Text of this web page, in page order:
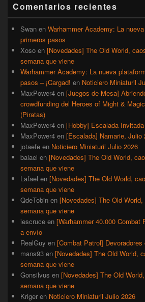
lateral
primaria
Comentarios recientes
Swan en Warhammer Academy: La
primeros pasos
Xoso en [Novedades] The Old World,
semana que viene
Warhammer Academy: La nueva
pasos – ¡Cargad! en Noticiero Miniaturil
MaxPower4 en [Juegos de Mesa]
crowdfunding del Heroes of Might &
(Piratas)
MaxPower4 en [Hobby] Escalada
MaxPower4 en [Escalada] Namarie, Julio
jotaefe en Noticiero Miniaturil Julio 2026
balael en [Novedades] The Old World,
semana que viene
Lafael en [Novedades] The Old World,
semana que viene
QdeTobin en [Novedades] The Old
semana que viene
iescruce en [Warhammer 40.000 Combat
a envío
RealGuy en [Combat Patrol] Devoradores
mans93 en [Novedades] The Old World,
semana que viene
Gonsilvus en [Novedades] The Old
semana que viene
Kriger en Noticiero Miniaturil Julio 2026